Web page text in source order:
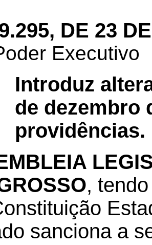
DE 23
Executivo
Introduz
de dezembro
providências.
,
sanciona a